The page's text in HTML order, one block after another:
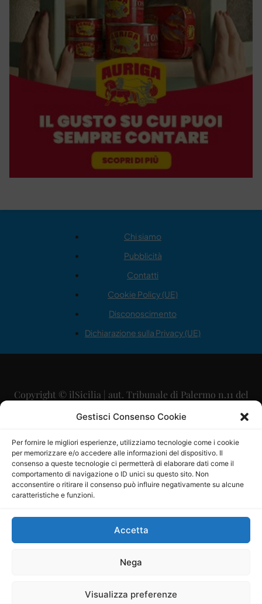
Gestisci Consenso Cookie
Per fornire le migliori esperienze, utilizziamo tecnologie come i cookie
per memorizzare e/o accedere alle informazioni del dispositivo. Il
consenso a queste tecnologie ci permetterà di elaborare dati come il
comportamento di navigazione o ID unici su questo sito. Non
acconsentire o ritirare il consenso può influire negativamente su alcune
caratteristiche e funzioni.
Accetta
Nega
Visualizza preferenze
Chi siamo
Pubblicità
Contatti
Cookie Policy (UE)
Disconoscimento
Dichiarazione sulla Privacy (UE)
Copyright © ilSicilia | aut. Tribunale di Palermo n.11 del
29/09/2015
Direttore Editoriale: Maurizio Scaglione
Direttore Responsabile: Maria Calabrese
P.IVA: 06334930820
Mercurio Comunicazione Società Cooperativa a r.l. è
iscritta al Registro degli Operatori di Comunicazione al
Sito gestito daLa Digitale srl–info@ladigitale.it